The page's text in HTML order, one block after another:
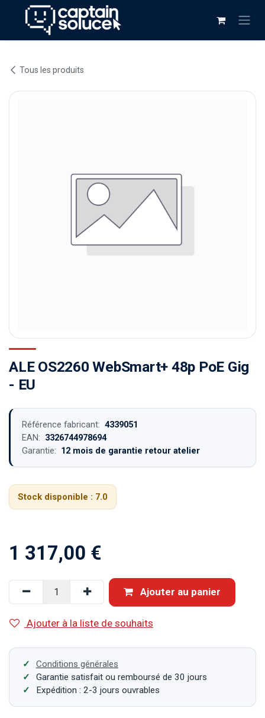
Se rendre au contenu
Tous les produits
ALE OS2260 WebSmart+ 48p PoE Gig
- EU
Référence fabricant: 4339051
EAN: 3326744978694
Garantie: 12 mois de garantie retour atelier
Stock disponible : 7.0
1 317,00 €
Ajouter au panier
Ajouter à la liste de souhaits
Conditions générales
Garantie satisfait ou remboursé de 30 jours
Expédition : 2-3 jours ouvrables